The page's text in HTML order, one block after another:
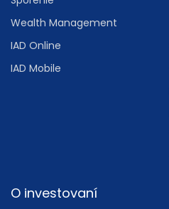
Wealth Management
IAD Online
IAD Mobile
O investovaní